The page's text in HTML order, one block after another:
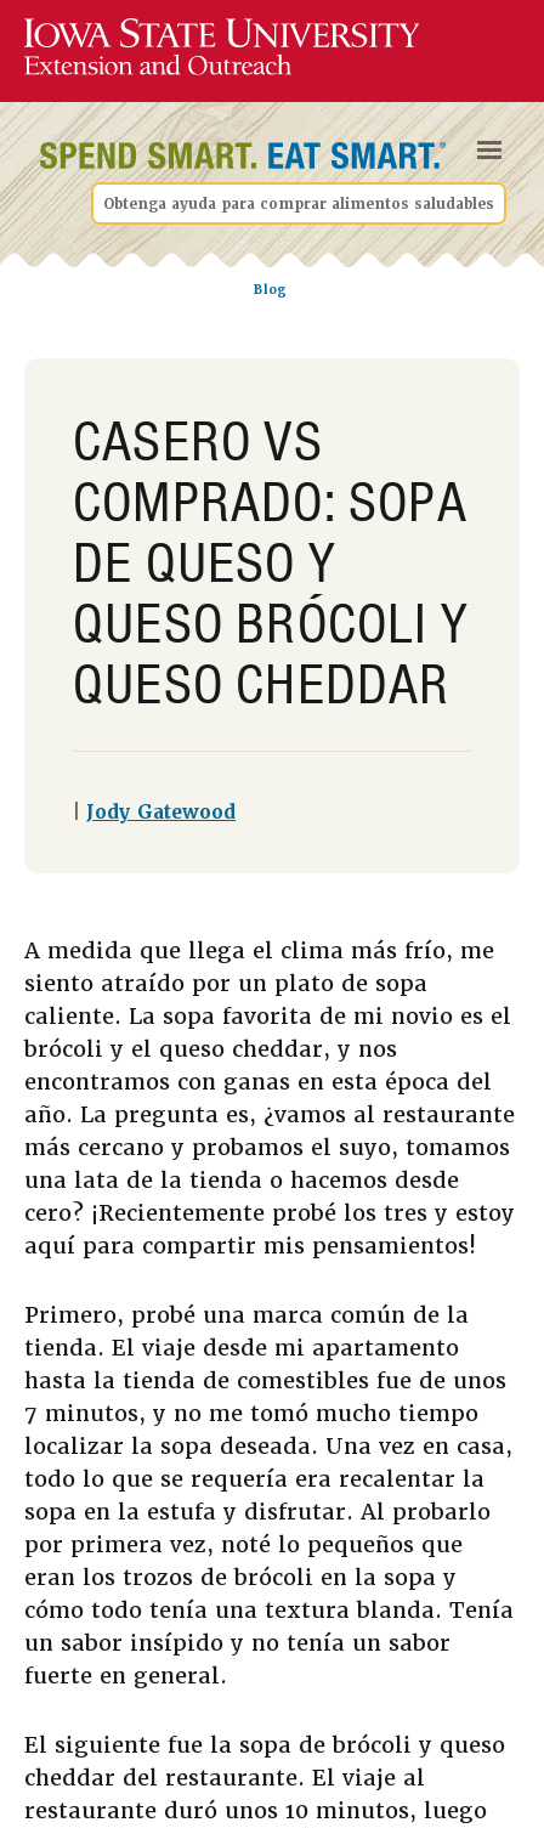
Obtenga ayuda para comprar alimentos saludables
Blog
CASERO VS
COMPRADO: SOPA
DE QUESO Y
QUESO BRÓCOLI Y
QUESO CHEDDAR
Jody Gatewood
A medida que llega el clima más frío, me
siento atraído por un plato de sopa
caliente. La sopa favorita de mi novio es el
brócoli y el queso cheddar, y nos
encontramos con ganas en esta época del
año. La pregunta es, ¿vamos al restaurante
más cercano y probamos el suyo, tomamos
una lata de la tienda o hacemos desde
cero? ¡Recientemente probé los tres y estoy
aquí para compartir mis pensamientos!
Primero, probé una marca común de la
tienda. El viaje desde mi apartamento
hasta la tienda de comestibles fue de unos
7 minutos, y no me tomó mucho tiempo
localizar la sopa deseada. Una vez en casa,
todo lo que se requería era recalentar la
sopa en la estufa y disfrutar. Al probarlo
por primera vez, noté lo pequeños que
eran los trozos de brócoli en la sopa y
cómo todo tenía una textura blanda. Tenía
un sabor insípido y no tenía un sabor
fuerte en general.
El siguiente fue la sopa de brócoli y queso
cheddar del restaurante. El viaje al
restaurante duró unos 10 minutos, luego